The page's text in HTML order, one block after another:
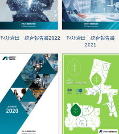
ｱﾈｽﾄ岩田 統合報告書2022
ｱﾈｽﾄ岩田 統合報告書
2021